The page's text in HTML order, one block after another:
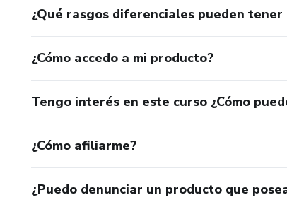
¿Qué rasgos diferenciales pueden
¿Cómo accedo a mi producto?
Tengo interés en este curso ¿Cómo
¿Cómo afiliarme?
¿Puedo denunciar un producto que